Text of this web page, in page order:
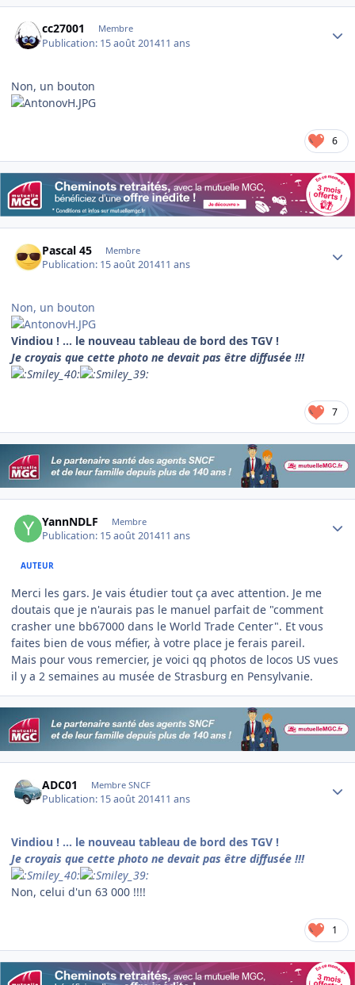
cc27001 Membre
Publication: 15 août 201411 ans
Non, un bouton
6
Pascal 45 Membre
Publication: 15 août 201411 ans
Non, un bouton
Vindiou ! ... le nouveau tableau de bord des TGV !
Je croyais que cette photo ne devait pas être diffusée !!!
7
YannNDLF Membre
Publication: 15 août 201411 ans
AUTEUR
Merci les gars. Je vais étudier tout ça avec attention. Je me
doutais que je n'aurais pas le manuel parfait de "comment
crasher une bb67000 dans le World Trade Center". Et vous
faites bien de vous méfier, à votre place je ferais pareil.
Mais pour vous remercier, je voici qq photos de locos US vues
il y a 2 semaines au musée de Strasburg en Pensylvanie.
ADC01 Membre SNCF
Publication: 15 août 201411 ans
Vindiou ! ... le nouveau tableau de bord des TGV !
Je croyais que cette photo ne devait pas être diffusée !!!
Non, celui d'un 63 000 !!!!
1